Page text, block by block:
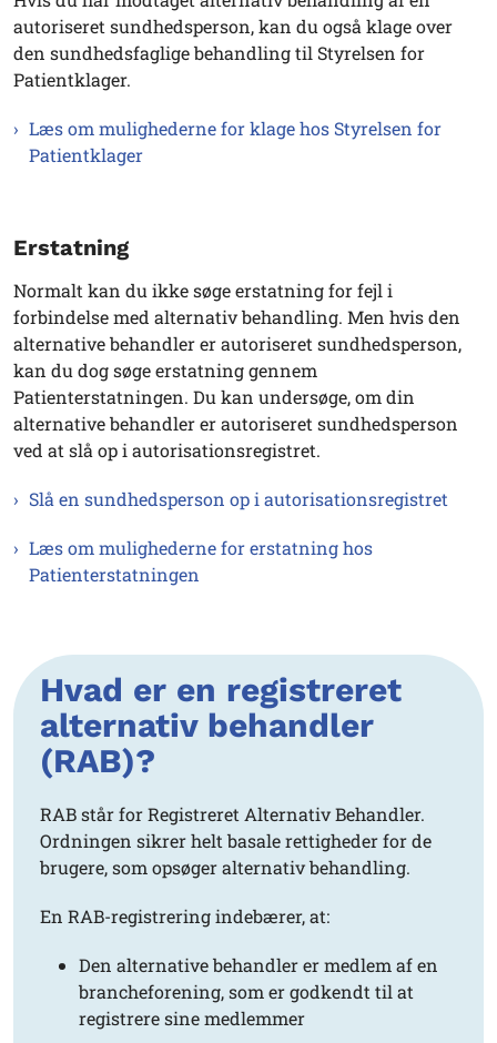
autoriseret sundhedsperson, kan du også klage over
den sundhedsfaglige behandling til Styrelsen for
Patientklager.
Læs om mulighederne for klage hos Styrelsen for
Patientklager
Erstatning
Normalt kan du ikke søge erstatning for fejl i
forbindelse med alternativ behandling. Men hvis den
alternative behandler er autoriseret sundhedsperson,
kan du dog søge erstatning gennem
Patienterstatningen. Du kan undersøge, om din
alternative behandler er autoriseret sundhedsperson
ved at slå op i autorisationsregistret.
Slå en sundhedsperson op i autorisationsregistret
Læs om mulighederne for erstatning hos
Patienterstatningen
Hvad er en registreret
alternativ behandler
(RAB)?
RAB står for Registreret Alternativ Behandler.
Ordningen sikrer helt basale rettigheder for de
brugere, som opsøger alternativ behandling.
En RAB-registrering indebærer, at:
Den alternative behandler er medlem af en
brancheforening, som er godkendt til at
registrere sine medlemmer